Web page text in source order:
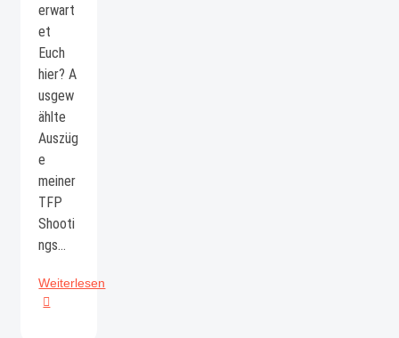
erwart
et
Euch
hier? A
usgew
ählte
Auszüg
e
meiner
TFP
Shooti
ngs…
Weiterlesen